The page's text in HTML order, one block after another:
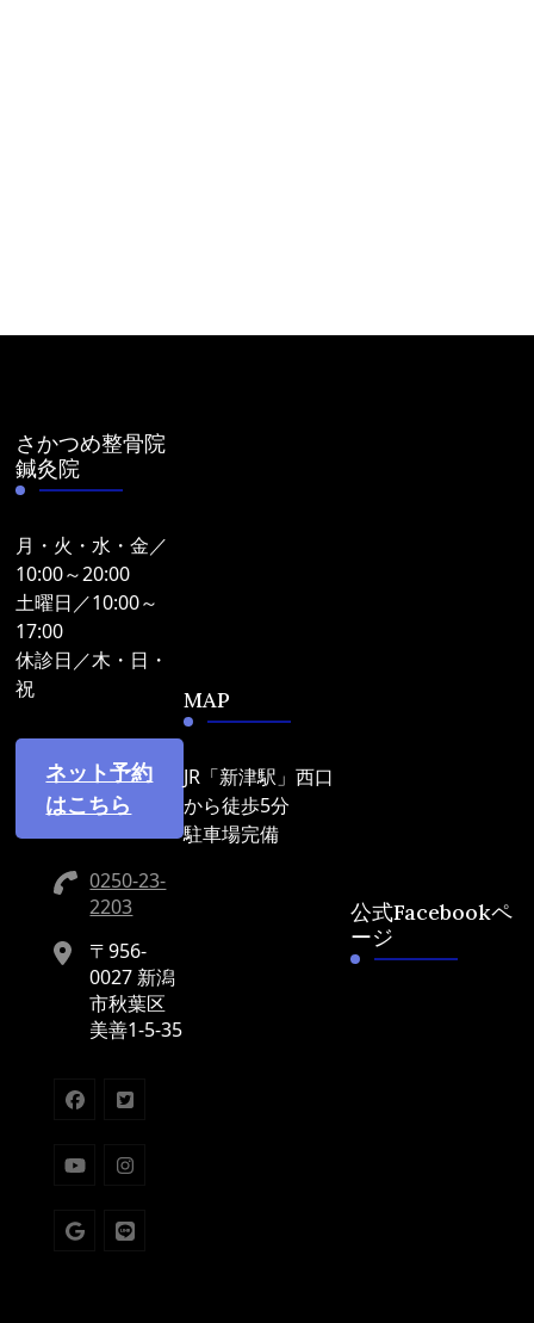
さかつめ整骨院
鍼灸院
月・火・水・金／
10:00～20:00
土曜日／10:00～
17:00
休診日／木・日・
祝
ネット予約
はこちら
0250-23-
2203
〒956-
0027 新潟
市秋葉区
美善1-5-35
MAP
JR「新津駅」西口
から徒歩5分
駐車場完備
公式Facebookペ
ージ